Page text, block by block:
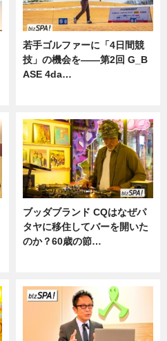
若手ゴルファーに「4日間競
技」の機会を——第2回 G_B
ASE 4da…
ブッダブランド CQはなぜパ
タヤに移住してバーを開いた
のか？60歳の節…